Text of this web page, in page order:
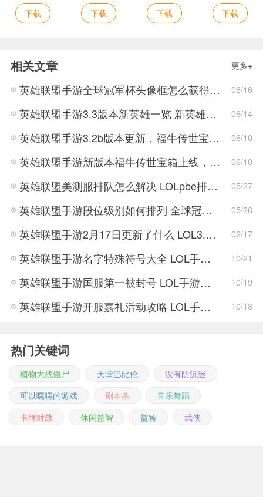
下载 下载 下载
下载
相关文章 更多+
英雄联盟手游全球冠军杯头像框怎么获得 LOL手游2022全球冠军杯头像框领取活动 06/16
英雄联盟手游3.3版本新英雄一览 新英雄详细攻略 06/14
英雄联盟手游3.2b版本更新，福牛传世宝箱正式上线！ 06/10
英雄联盟手游新版本福牛传世宝箱上线，寡妇大削弱，将跌落神坛？ 06/10
英雄联盟美测服排队怎么解决 LOLpbe排队时间太长解决方法 05/27
英雄联盟手游段位级别如何排列 全球冠军杯是什么 05/26
英雄联盟手游2月17日更新了什么 LOL3.0版本更新内容一览 02/17
英雄联盟手游名字特殊符号大全 LOL手游那些特殊符号可以用在名称中 10/21
英雄联盟手游国服第一被封号 LOL手游国服第一封号怎么回事 10/19
英雄联盟手游开服嘉礼活动攻略 LOL手游改名卡获取方法 10/18
热门关键词
植物大战僵尸 天堂巴比伦
没有防沉迷
可以嘿嘿的游戏
剧本杀
音乐舞蹈
卡牌对战
休闲益智 益智 武侠